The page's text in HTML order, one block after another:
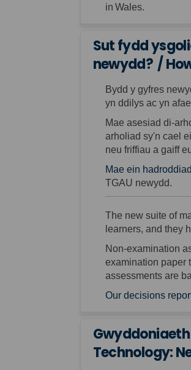
in Wales.
Sut fydd
newydd? /
Bydd y gyfres
yn ddilys ac yn
Mae asesiad di-
arholiad sy'n cael
neu friffiau a gaiff
Mae ein
TGAU newydd.
The new suite of
learners, and they
Non-examination
examination paper
assessments are
Our decisions
Technology: